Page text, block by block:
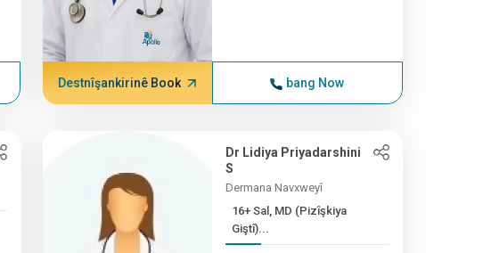
Destnîşankirinê Book bang Now
Dr Lidiya Priyadarshini
S
Dermana Navxweyî
16+ Sal, MD (Pizîşkiya
Giştî)...